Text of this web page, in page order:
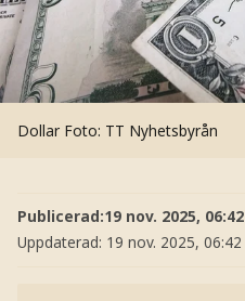
Dollar Foto: TT Nyhetsbyrån
Publicerad:19 nov. 2025, 06:42
Uppdaterad: 19 nov. 2025, 06:42